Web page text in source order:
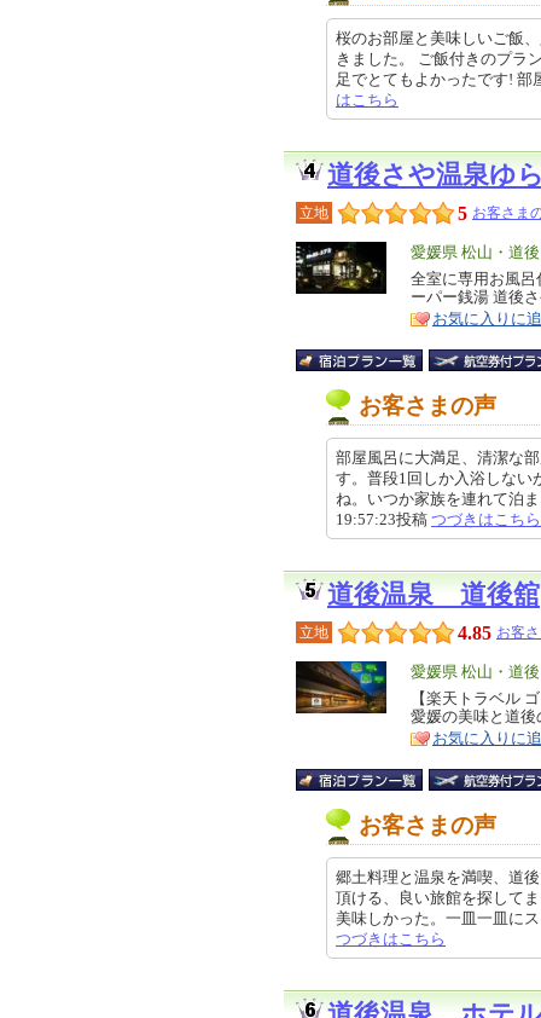
桜のお部屋と美味しいご飯
きました。 ご飯付きのプラ
足でとてもよかったです!
はこちら
道後さや温泉ゆ
立地 5 お客さま
エ
リ
ア
愛媛県 松山・道後
特
徴
全室に専用お風
ーパー銭湯 道後
お気に入りに
お客さまの声
部屋風呂に大満足、清潔な
す。普段1回しか入浴しない
ね。いつか家族を連れて泊
19:57:23投稿 つづきはこちら
道後温泉 道後舘
立地 4.85 お客
エ
リ
ア
愛媛県 松山・道後
特
徴
【楽天トラベル
愛媛の美味と道
お気に入りに
お客さまの声
郷土料理と温泉を満喫、道
頂ける、良い旅館を探して
美味しかった。一皿一皿に
つづきはこちら